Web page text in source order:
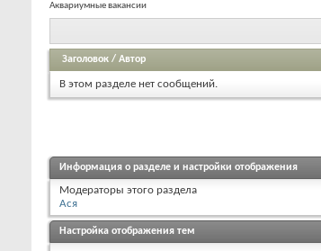
Аквариумные вакансии
Заголовок / Автор
В этом разделе нет сообщений.
Информация о разделе и настройки отображения
Модераторы этого раздела
Ася
Настройка отображения тем